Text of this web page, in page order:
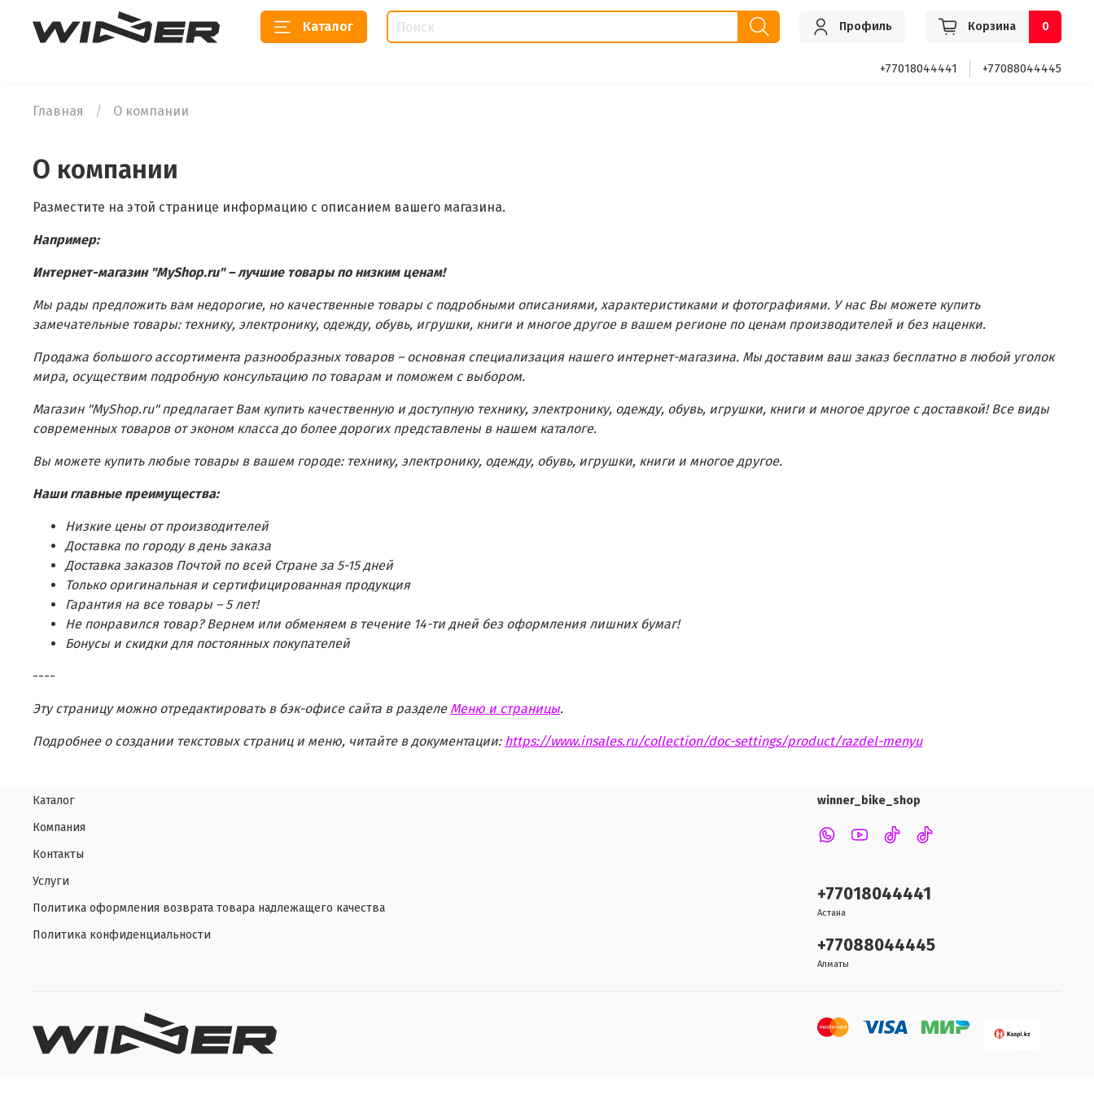
Каталог Профиль Корзина 0
+77018044441 +77088044445
Главная О компании
О компании
Разместите на этой странице информацию с описанием вашего магазина.
Например:
Интернет-магазин "MyShop.ru" – лучшие товары по низким ценам!
Мы рады предложить вам недорогие, но качественные товары с подробными описаниями, характеристиками и фотографиями. У нас Вы можете купить
замечательные товары: технику, электронику, одежду, обувь, игрушки, книги и многое другое в вашем регионе по ценам производителей и без наценки.
Продажа большого ассортимента разнообразных товаров – основная специализация нашего интернет-магазина. Мы доставим ваш заказ бесплатно в любой уголок
мира, осуществим подробную консультацию по товарам и поможем с выбором.
Магазин "MyShop.ru" предлагает Вам купить качественную и доступную технику, электронику, одежду, обувь, игрушки, книги и многое другое с доставкой! Все виды
современных товаров от эконом класса до более дорогих представлены в нашем каталоге.
Вы можете купить любые товары в вашем городе: технику, электронику, одежду, обувь, игрушки, книги и многое другое.
Наши главные преимущества:
Низкие цены от производителей
Доставка по городу в день заказа
Доставка заказов Почтой по всей Стране за 5-15 дней
Только оригинальная и сертифицированная продукция
Гарантия на все товары – 5 лет!
Не понравился товар? Вернем или обменяем в течение 14-ти дней без оформления лишних бумаг!
Бонусы и скидки для постоянных покупателей
----
Эту страницу можно отредактировать в бэк-офисе сайта в разделе Меню и страницы.
Подробнее о создании текстовых страниц и меню, читайте в документации: https://www.insales.ru/collection/doc-settings/product/razdel-menyu
Каталог
Компания
Контакты
Услуги
Политика оформления возврата товара надлежащего качества
Политика конфиденциальности
winner_bike_shop
+77018044441
Астана
+77088044445
Алматы